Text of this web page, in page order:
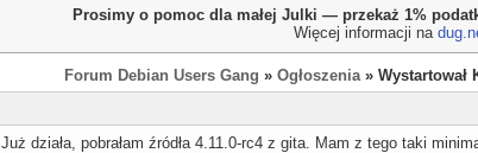
Prosimy o pomoc dla małej Julki — przekaż 1%
Więcej informacji na
Forum Debian Users Gang » Ogłoszenia» Wystartował
Już działa, pobrałam źródła 4.11.0-rc4 z gita. Mam z tego taki